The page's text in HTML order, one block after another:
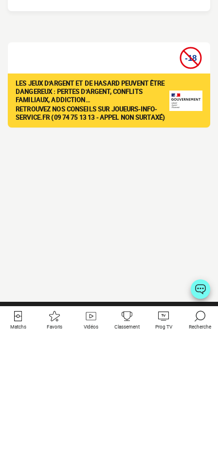
LES JEUX D'ARGENT ET DE HASARD PEUVENT ÊTRE
DANGEREUX : PERTES D'ARGENT, CONFLITS
FAMILIAUX, ADDICTION…
RETROUVEZ NOS CONSEILS SUR JOUEURS-INFO-
SERVICE.FR (09 74 75 13 13 - APPEL NON SURTAXÉ)
Matchs Favoris Vidéos Classement Prog TV Recherche